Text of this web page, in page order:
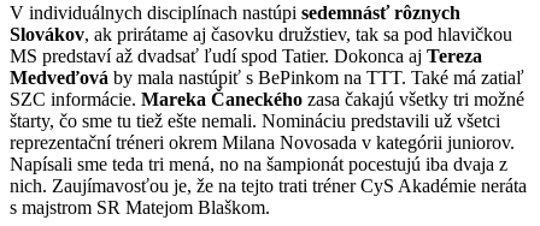
V individuálnych disciplínach nastúpi sedemnásť rôznych
Slovákov, ak prirátame aj časovku družstiev, tak sa pod hlavičkou
MS predstaví až dvadsať ľudí spod Tatier. Dokonca aj Tereza
Medveďová by mala nastúpiť s BePinkom na TTT. Také má zatiaľ
SZC informácie. Mareka Čaneckého zasa čakajú všetky tri možné
štarty, čo sme tu tiež ešte nemali. Nomináciu predstavili už všetci
reprezentační tréneri okrem Milana Novosada v kategórii juniorov.
Napísali sme teda tri mená, no na šampionát pocestujú iba dvaja z
nich. Zaujímavosťou je, že na tejto trati tréner CyS Akadémie neráta
s majstrom SR Matejom Blaškom.